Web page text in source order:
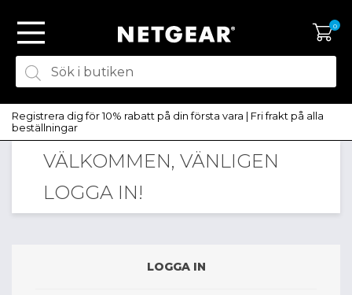
0
Registrera dig för 10% rabatt på din första vara | Fri frakt på alla
beställningar
VÄLKOMMEN, VÄNLIGEN
LOGGA IN!
LOGGA IN